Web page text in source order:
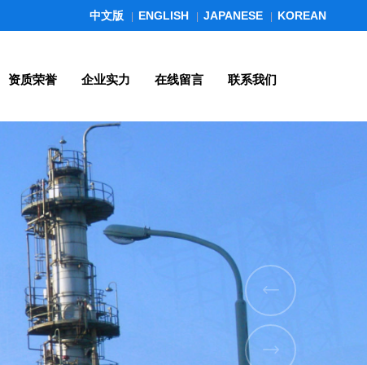
中文版 | ENGLISH | JAPANESE | KOREAN
资质荣誉 企业实力 在线留言 联系我们